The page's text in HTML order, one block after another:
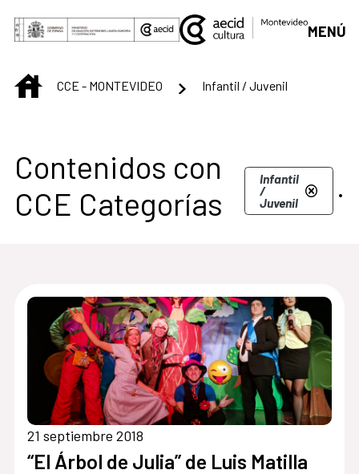
Saltar al contenido principal
MENÚ
INICIOCCE - MONTEVIDEO Infantil / Juvenil
Centro Cultural de
Contenidos con
CCE Categorías
Infantil
/
Juvenil .
21 septiembre 2018
“El Árbol de Julia” de Luis Matilla